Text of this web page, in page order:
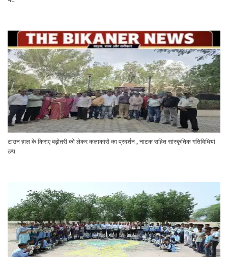
टाउन हाल के किराए बढ़ोतरी को लेकर कलाकारों का प्रदर्शन , नाटक सहित सांस्कृतिक गतिविधियां
ठप्प